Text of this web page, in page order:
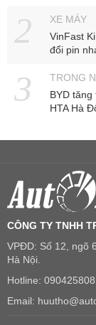
XE MÁY
VinFast
đổi pin
TRONG
BYD
HTA Hà
CÔNG TY TNHH
VPĐD: Số 12, ngõ
Hà Nội.
Hotline:
Email: